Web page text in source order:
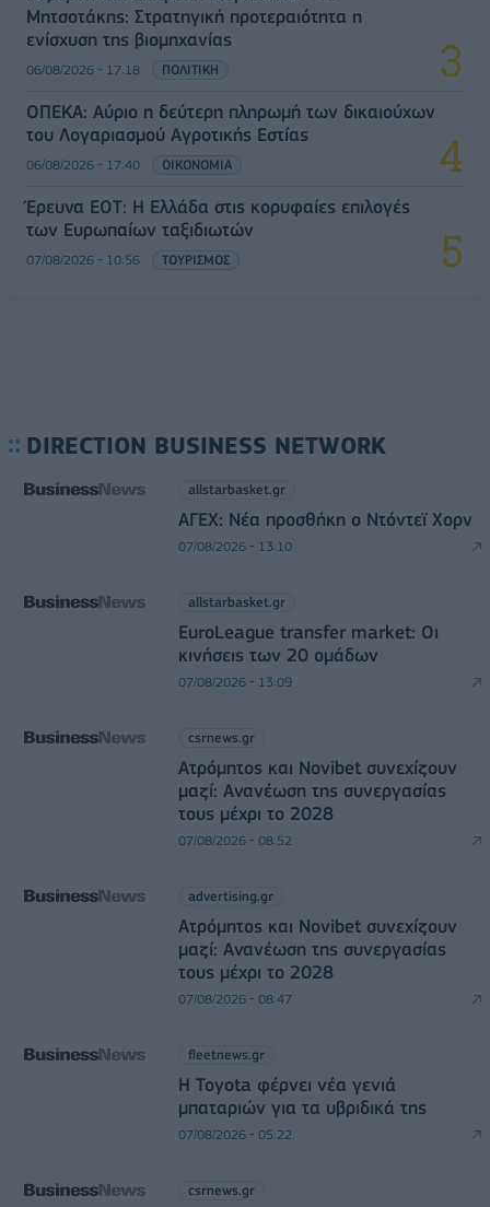
Μητσοτάκης: Στρατηγική προτεραιότητα η
ενίσχυση της βιομηχανίας
06/08/2026 - 17:18 ΠΟΛΙΤΙΚΗ
ΟΠΕΚΑ: Αύριο η δεύτερη πληρωμή των δικαιούχων
του Λογαριασμού Αγροτικής Εστίας
06/08/2026 - 17:40 ΟΙΚΟΝΟΜΙΑ
Έρευνα ΕΟΤ: Η Ελλάδα στις κορυφαίες επιλογές
των Ευρωπαίων ταξιδιωτών
07/08/2026 - 10:56 ΤΟΥΡΙΣΜΟΣ
DIRECTION BUSINESS NETWORK
allstarbasket.gr
ΑΓΕΧ: Νέα προσθήκη ο Ντόντεϊ Χορν
07/08/2026 - 13:10
allstarbasket.gr
EuroLeague transfer market: Οι
κινήσεις των 20 ομάδων
07/08/2026 - 13:09
csrnews.gr
Ατρόμητος και Novibet συνεχίζουν
μαζί: Ανανέωση της συνεργασίας
τους μέχρι το 2028
07/08/2026 - 08:52
advertising.gr
Ατρόμητος και Novibet συνεχίζουν
μαζί: Ανανέωση της συνεργασίας
τους μέχρι το 2028
07/08/2026 - 08:47
fleetnews.gr
Η Toyota φέρνει νέα γενιά
μπαταριών για τα υβριδικά της
07/08/2026 - 05:22
csrnews.gr